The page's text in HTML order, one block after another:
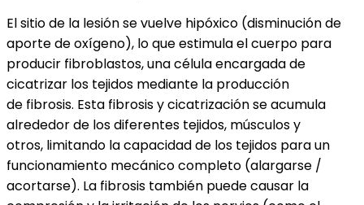
El sitio de la lesión se vuelve hipóxico (disminución de
aporte de oxígeno), lo que estimula el cuerpo para
producir fibroblastos, una célula encargada de
cicatrizar los tejidos mediante la producción
de fibrosis. Esta fibrosis y cicatrización se acumula
alrededor de los diferentes tejidos, músculos y
otros, limitando la capacidad de los tejidos para un
funcionamiento mecánico completo (alargarse /
acortarse). La fibrosis también puede causar la